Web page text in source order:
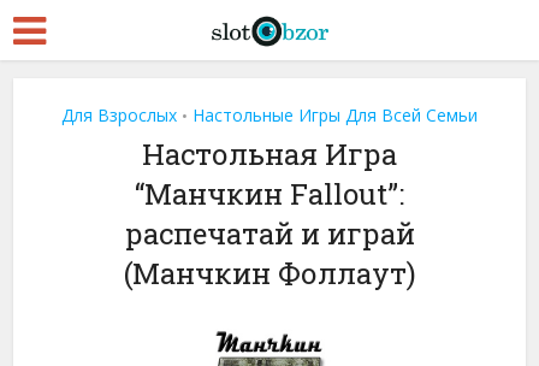
Для Взрослых • Настольные Игры Для Всей Семьи
Настольная Игра
“Манчкин Fallout”:
распечатай и играй
(Манчкин Фоллаут)